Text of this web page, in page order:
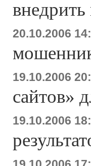
внедрить
20.10.2006
19.10.2006
сайтов»
19.10.2006